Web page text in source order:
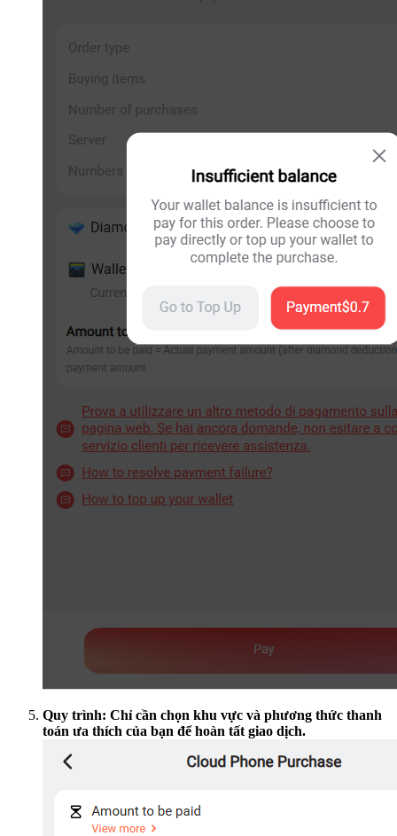
Quy trình: Chỉ cần chọn khu vực và phương thức thanh
toán ưa thích của bạn để hoàn tất giao dịch.